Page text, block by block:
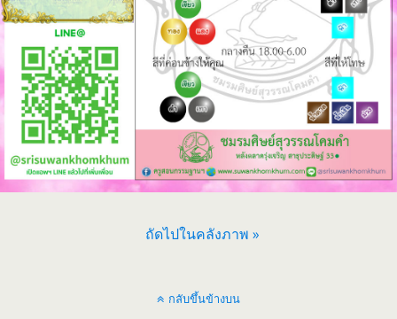
ถัดไปในคลังภาพ »
กลับขึ้นข้างบน